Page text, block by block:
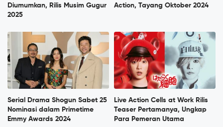
Diumumkan, Rilis Musim Gugur
2025
Action, Tayang Oktober 2024
Serial Drama Shogun Sabet 25
Nominasi dalam Primetime
Emmy Awards 2024
Live Action Cells at Work Rilis
Teaser Pertamanya, Ungkap
Para Pemeran Utama